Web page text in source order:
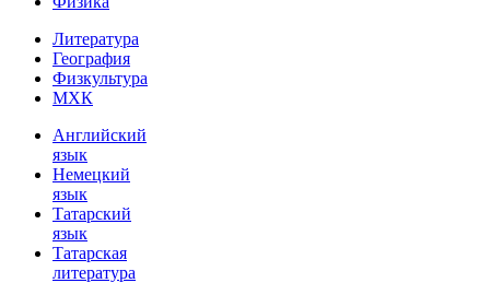
Литература
География
Физкультура
МХК
Английский
язык
Немецкий
язык
Татарский
язык
Татарская
литература